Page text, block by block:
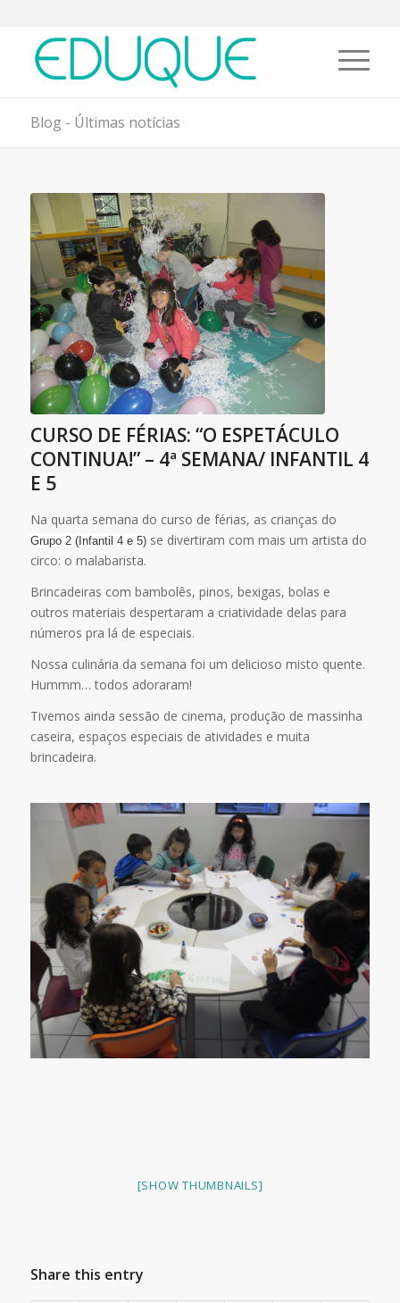
Blog - Últimas notícias
CURSO DE FÉRIAS: “O ESPETÁCULO
CONTINUA!” – 4ª SEMANA/ INFANTIL 4
E 5
Na quarta semana do curso de férias, as crianças do
Grupo 2 (Infantil 4 e 5)se divertiram com mais um artista do
circo: o malabarista.
Brincadeiras com bambolês, pinos, bexigas, bolas e
outros materiais despertaram a criatividade delas para
números pra lá de especiais.
Nossa culinária da semana foi um delicioso misto quente.
Hummm… todos adoraram!
Tivemos ainda sessão de cinema, produção de massinha
caseira, espaços especiais de atividades e muita
brincadeira.
[SHOW THUMBNAILS]
Share this entry